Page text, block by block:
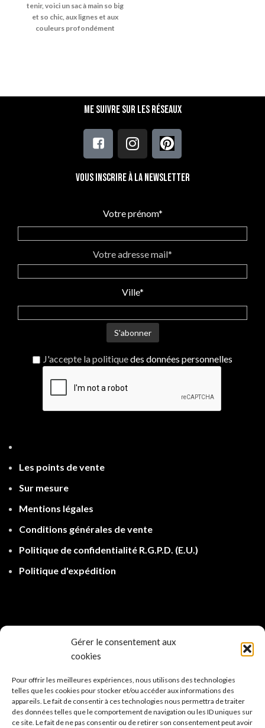
Gérer le consentement aux
cookies
Pour offrir les meilleures expériences, nous utilisons des technologies
telles que les cookies pour stocker et/ou accéder aux informations des
appareils. Le fait de consentir à ces technologies nous permettra de traiter
des données telles que le comportement de navigation ou les ID uniques sur
ce site. Le fait de ne pas consentir ou de retirer son consentement peut avoir
tenir, voici un sac à main so big
et so chic, aux lignes et aux
couleurs profondément
Grand sac à main fourre-tout
en cuir, original et intemporel.
grandes escapades, ce grand
sac fourre-tout à l’allure
démente et aux courbes 70's
des femmes qui
"Mini M'Arty" grand sac à main
en cuir pour femme. Artisanat
imaginé et fabriqué en
Bretagne par une créatrice
enthousiaste et bouillonnante
sensibles au savoir-faire de
créateur.
Me suivre sur les réseaux
Vous inscrire à la newsletter
Votre prénom*
Votre adresse mail*
Ville*
J'accepte la politiquedes données personnelles
Les points de vente
Sur mesure
Mentions légales
Conditions générales de vente
Politique de confidentialité R.G.P.D. (E.U.)
Politique d'expédition